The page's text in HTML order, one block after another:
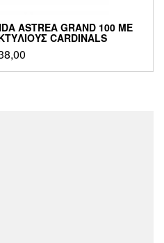
ASTREA GRAND 100 ΜΕ
CARDINALS